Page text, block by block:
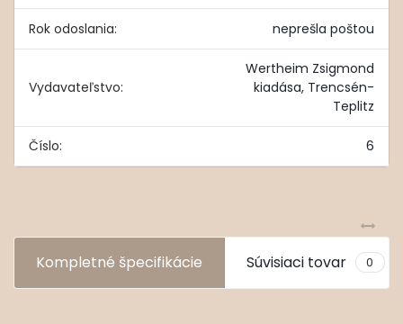
Rok odoslania: neprešla poštou
Vydavateľstvo:
Wertheim Zsigmond
kiadása, Trencsén-
Teplitz
Číslo: 6
Kompletné špecifikácie Súvisiaci tovar 0